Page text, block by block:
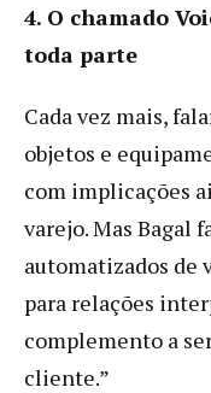
4. O chamado
toda parte
Cada vez mais,
objetos e
com implicações
varejo. Mas Bagal
automatizados de
para relações
complemento a
cliente.”